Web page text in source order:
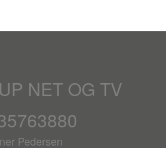
NET OG TV
Pedersen